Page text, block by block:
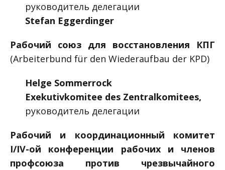
руководитель делегации
Stefan Eggerdinger
Рабочий союз для восстановления КПГ
(Arbeiterbund für den Wiederaufbau der KPD)
Helge Sommerrock
Exekutivkomitee des Zentralkomitees,
руководитель делегации
Рабочий и координационный комитет
I/IV-ой конференции рабочих и членов
профсоюза против чрезвычайного